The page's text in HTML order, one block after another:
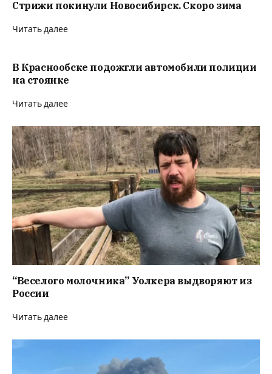
Стрижи покинули Новосибирск. Скоро зима
Читать далее
В Краснообске подожгли автомобили полиции
на стоянке
Читать далее
“Веселого молочника” Уолкера выдворяют из
России
Читать далее